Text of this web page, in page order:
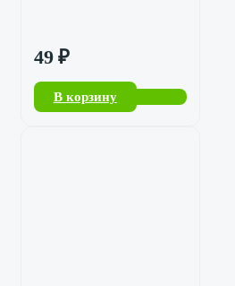
49 ₽
В корзину